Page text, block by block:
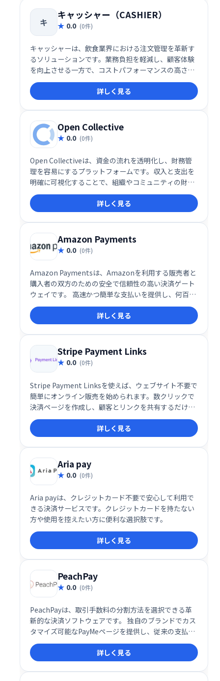
キ
キャッシャー（CASHIER）
0.0 (0件)
キャッシャーは、飲食業界における注文管理を革新す
るソリューションです。業務負担を軽減し、顧客体験
を向上させる一方で、コストパフォーマンスの高さも
実現しています。これからの店舗運営を効率化する一
手として、導入を検討する価値があるサービスです。
詳しく見る
Open Collective
0.0 (0件)
Open Collectiveは、資金の流れを透明化し、財務管
理を容易にするプラットフォームです。収入と支出を
明確に可視化することで、組織やコミュニティの財務
状況を誰でも確認できます。信頼性の高い資金管理を
実現し、より良い協働を促進します。
詳しく見る
Amazon Payments
0.0 (0件)
Amazon Paymentsは、Amazonを利用する販売者と
購入者の双方のための安全で信頼性の高い決済ゲート
ウェイです。 高速かつ簡単な支払いを提供し、何百万
人ものユーザーに対応しています。「Pay With
Amazon」と「Log In And Pay」の2つのパッケージ
で、スムーズな取引を実現します。
詳しく見る
Stripe Payment Links
0.0 (0件)
Stripe Payment Linksを使えば、ウェブサイト不要で
簡単にオンライン販売を始められます。数クリックで
決済ページを作成し、顧客とリンクを共有するだけ。
コーディング不要で、誰でも手軽にオンライン決済を
受け付けられます。
詳しく見る
Aria pay
0.0 (0件)
Aria payは、クレジットカード不要で安心して利用で
きる決済サービスです。クレジットカードを持たない
方や使用を控えたい方に便利な選択肢です。
詳しく見る
PeachPay
0.0 (0件)
PeachPayは、取引手数料の分割方法を選択できる革
新的な決済ソフトウェアです。 独自のブランドでカス
タマイズ可能なPayMeページを提供し、従来の支払い
方法に加え、選択した暗号通貨にも対応しています。
柔軟な手数料設定と多様な支払い手段により、スムー
ズな決済を実現します。
詳しく見る